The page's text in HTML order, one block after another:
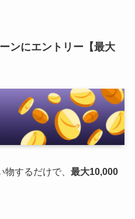
ンにエントリー【最大
するだけで、 最大10,000